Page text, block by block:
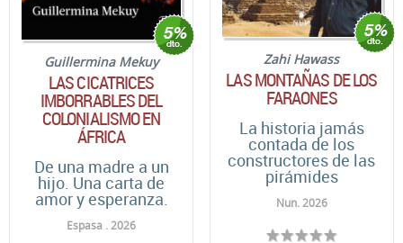
Guillermina Mekuy
LAS CICATRICES
IMBORRABLES DEL
COLONIALISMO EN
ÁFRICA
De una madre a un
hijo. Una carta de
amor y esperanza.
Espasa . 2026
Zahi Hawass
LAS MONTAÑAS DE LOS
FARAONES
La historia jamás
contada de los
constructores de las
pirámides
Nun. 2026